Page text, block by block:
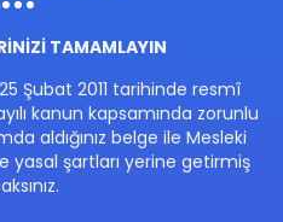
TAMAMLAYIN
Şubat 2011 tarihinde resmî
kanun kapsamında zorunlu
aldığınız belge ile Mesleki
yasal şartları yerine getirmiş